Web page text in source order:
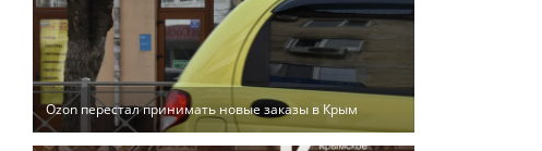
Ozon перестал принимать новые заказы в Крым